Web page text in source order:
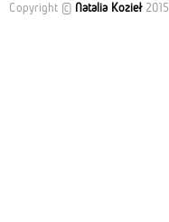
Copyright © Natalia Kozieł2015